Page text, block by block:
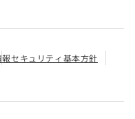
報セキュリティ基本方針